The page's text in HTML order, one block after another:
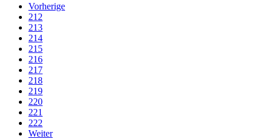
Vorherige
212
213
214
215
216
217
218
219
220
221
222
Weiter